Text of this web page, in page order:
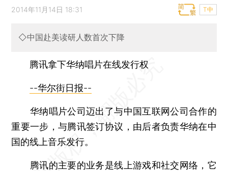
2014年11月14日 18:31 T中
◇中国赴美读研人数首次下降
腾讯拿下华纳唱片在线发行权
--华尔街日报--
华纳唱片公司迈出了与中国互联网公司合作的
重要一步，与腾讯签订协议，由后者负责华纳在中
国的线上音乐发行。
腾讯的主要的业务是线上游戏和社交网络，它